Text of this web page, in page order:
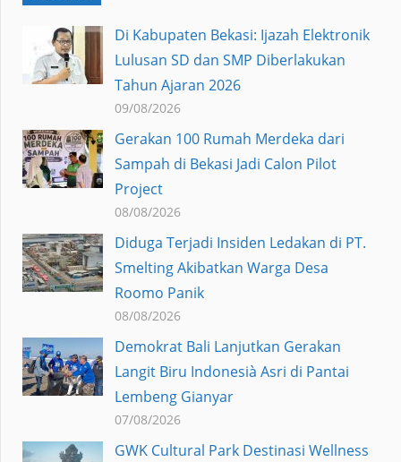
Di Kabupaten Bekasi: Ijazah Elektronik
Lulusan SD dan SMP Diberlakukan
Tahun Ajaran 2026
09/08/2026
Gerakan 100 Rumah Merdeka dari
Sampah di Bekasi Jadi Calon Pilot
Project
08/08/2026
Diduga Terjadi Insiden Ledakan di PT.
Smelting Akibatkan Warga Desa
Roomo Panik
08/08/2026
Demokrat Bali Lanjutkan Gerakan
Langit Biru Indonesià Asri di Pantai
Lembeng Gianyar
07/08/2026
GWK Cultural Park Destinasi Wellness